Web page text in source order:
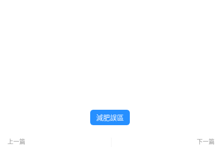
減肥誤區
上一篇 下一篇